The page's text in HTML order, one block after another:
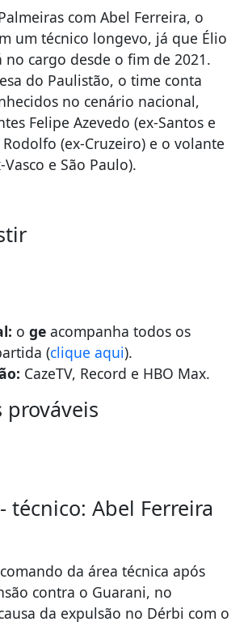
com Abel Ferreira, o
um técnico longevo, já que Élio
no cargo desde o fim de 2021.
do Paulistão, o time conta
no cenário nacional,
Felipe Azevedo (ex-Santos e
(ex-Cruzeiro) e o volante
e São Paulo).
o ge acompanha todos os
(clique aqui).
CazeTV, Record e HBO Max.
prováveis
técnico: Abel Ferreira
da área técnica após
contra o Guarani, no
da expulsão no Dérbi com o